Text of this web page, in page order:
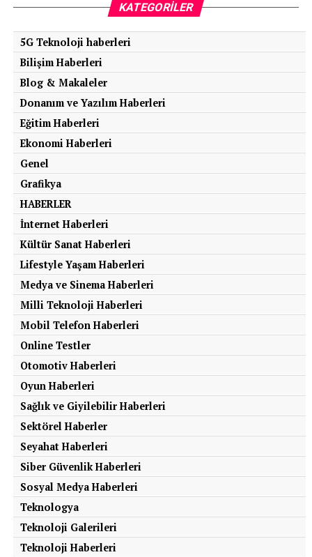
KATEGORILER
5G Teknoloji haberleri
Bilişim Haberleri
Blog & Makaleler
Donanım ve Yazılım Haberleri
Eğitim Haberleri
Ekonomi Haberleri
Genel
Grafikya
HABERLER
İnternet Haberleri
Kültür Sanat Haberleri
Lifestyle Yaşam Haberleri
Medya ve Sinema Haberleri
Milli Teknoloji Haberleri
Mobil Telefon Haberleri
Online Testler
Otomotiv Haberleri
Oyun Haberleri
Sağlık ve Giyilebilir Haberleri
Sektörel Haberler
Seyahat Haberleri
Siber Güvenlik Haberleri
Sosyal Medya Haberleri
Teknologya
Teknoloji Galerileri
Teknoloji Haberleri